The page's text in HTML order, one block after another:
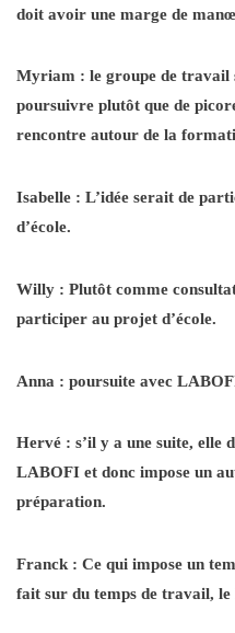
doit avoir une marge de
Myriam : le groupe de travail
poursuivre plutôt que de
rencontre autour de la
Isabelle : L’idée serait de
d’école.
Willy : Plutôt comme
participer au projet d’école.
Anna : poursuite avec
Hervé : s’il y a une suite, elle
LABOFI et donc impose un
préparation.
Franck : Ce qui impose un
fait sur du temps de travail,